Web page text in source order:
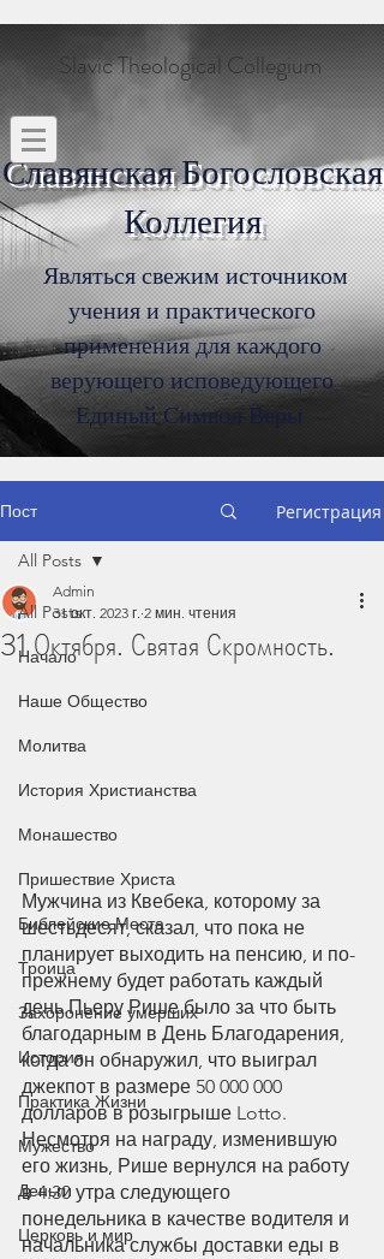
Slavic Theological Collegium
Славянская Богословская
Коллегия
Являться свежим источником
учения и практического
применения для каждого
верующего исповедующего
Единый Символ Веры
Пост Регистрация
All Posts
Начало
Наше Общество
Молитва
История Христианства
Монашество
Пришествие Христа
Библейские Места
Троица
Захоронение умерших
История
Практика Жизни
Мужество
Деньги
Церковь и мир
All Posts
31 Октября. Святая Скромность.
Admin
31 окт. 2023 г. 2 мин. чтения
Мужчина из Квебека, которому за
шестьдесят, сказал, что пока не
планирует выходить на пенсию, и по-
прежнему будет работать каждый
день.Пьеру Рише было за что быть
благодарным в День Благодарения,
когда он обнаружил, что выиграл
джекпот в размере 50 000 000
долларов в розыгрыше Lotto.
Несмотря на награду, изменившую
его жизнь, Рише вернулся на работу
в 4:30 утра следующего
понедельника в качестве водителя и
начальника службы доставки еды в